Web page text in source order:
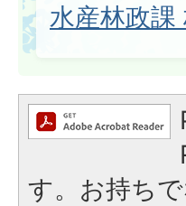
水産林政
す。お持ち